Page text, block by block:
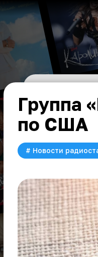
Группа
по США
# Новости